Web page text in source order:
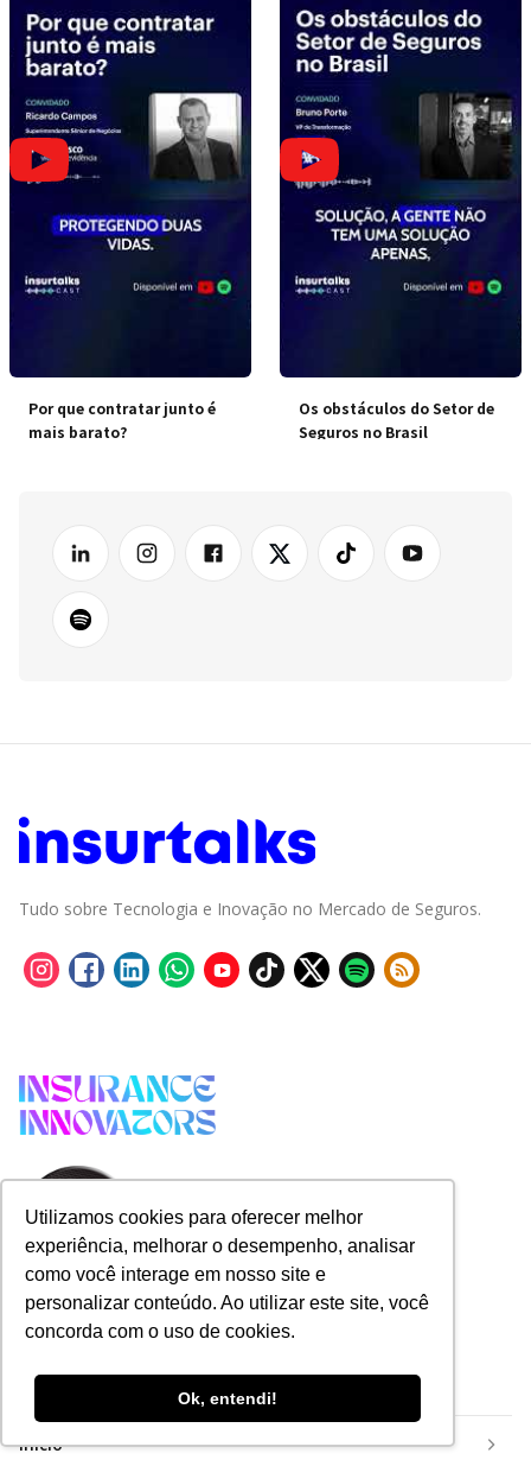
Utilizamos cookies para oferecer melhor
experiência, melhorar o desempenho, analisar
como você interage em nosso site e
personalizar conteúdo. Ao utilizar este site, você
concorda com o uso de cookies.
Ok, entendi!
Por que contratar junto é
mais barato?
Os obstáculos do Setor de
Seguros no Brasil
Tudo sobre Tecnologia e Inovação no Mercado de Seguros.
Início